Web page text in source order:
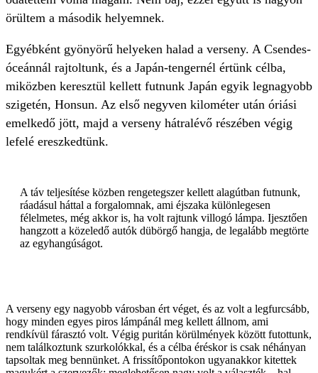
örültem a második helyemnek.
Egyébként gyönyörű helyeken halad a verseny. A Csendes-
óceánnál rajtoltunk, és a Japán-tengernél értünk célba,
miközben keresztül kellett futnunk Japán egyik legnagyobb
szigetén, Honsun. Az első negyven kilométer után óriási
emelkedő jött, majd a verseny hátralévő részében végig
lefelé ereszkedtünk.
A táv teljesítése közben rengetegszer kellett alagútban futnunk,
ráadásul háttal a forgalomnak, ami éjszaka különlegesen
félelmetes, még akkor is, ha volt rajtunk villogó lámpa. Ijesztően
hangzott a közeledő autók dübörgő hangja, de legalább megtörte
az egyhangúságot.
A verseny egy nagyobb városban ért véget, és az volt a legfurcsább,
hogy minden egyes piros lámpánál meg kellett állnom, ami
rendkívül fárasztó volt. Végig puritán körülmények között futottunk,
nem találkoztunk szurkolókkal, és a célba éréskor is csak néhányan
tapsoltak meg bennünket. A frissítőpontokon ugyanakkor kitettek